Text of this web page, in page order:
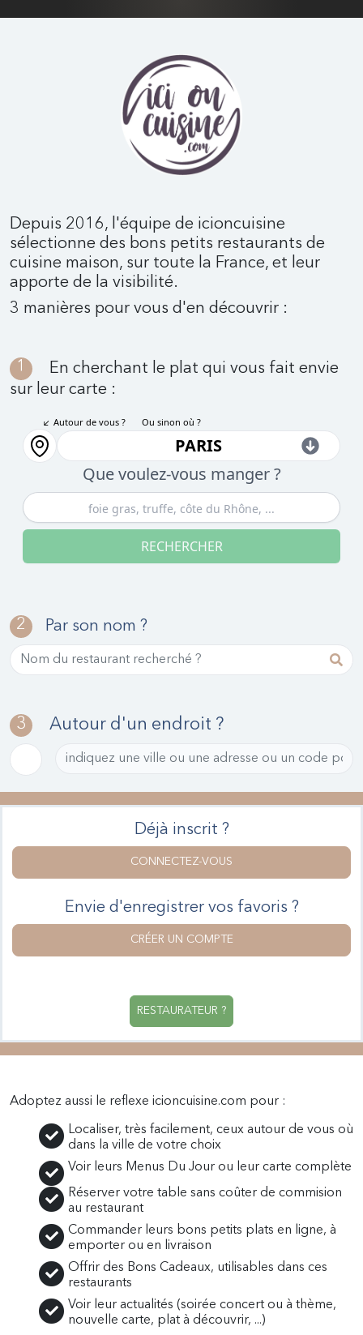
Depuis 2016, l'équipe de icioncuisine
sélectionne des bons petits restaurants de
cuisine maison, sur toute la France, et leur
apporte de la visibilité.
3 manières pour vous d'en découvrir :
1
En cherchant le plat qui vous fait envie
sur leur carte :
2 Par son nom ?
3 Autour d'un endroit ?
Déjà inscrit ?
CONNECTEZ-VOUS
Envie d'enregistrer vos favoris ?
CRÉER UN COMPTE
RESTAURATEUR ?
Adoptez aussi le reflexe icioncuisine.com pour :
Localiser, très facilement, ceux autour de vous où
dans la ville de votre choix
Voir leurs Menus Du Jour ou leur carte complète
Réserver votre table sans coûter de commision
au restaurant
Commander leurs bons petits plats en ligne, à
emporter ou en livraison
Offrir des Bons Cadeaux, utilisables dans ces
restaurants
Voir leur actualités (soirée concert ou à thème,
nouvelle carte, plat à découvrir, ...)